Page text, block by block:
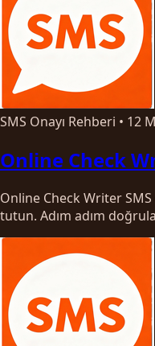
SMS Onayı Rehberi • 12
Online Check
Online Check Writer SMS
tutun. Adım adım